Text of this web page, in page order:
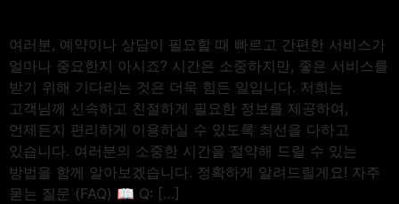
여러분, 예약이나 상담이 필요할 때 빠르고 간편한 서비스가
얼마나 중요한지 아시죠? 시간은 소중하지만, 좋은 서비스를
받기 위해 기다리는 것은 더욱 힘든 일입니다. 저희는
고객님께 신속하고 친절하게 필요한 정보를 제공하여,
언제든지 편리하게 이용하실 수 있도록 최선을 다하고
있습니다. 여러분의 소중한 시간을 절약해 드릴 수 있는
방법을 함께 알아보겠습니다. 정확하게 알려드릴게요! 자주
묻는 질문 (FAQ) 📖 Q: […]